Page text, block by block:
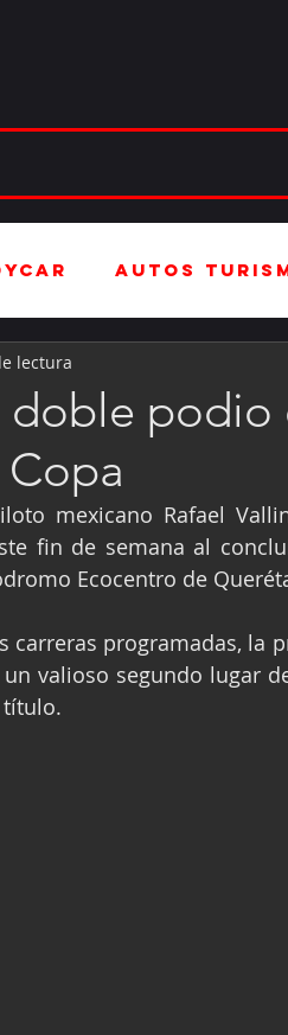
Autos
3 Nauticopa
doble podio
lectura
mexicano Rafael
fin de semana al
Ecocentro de
valioso segundo lugar
título.